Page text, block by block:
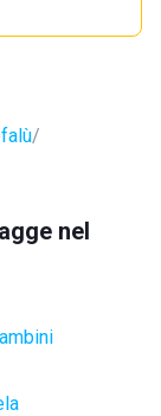
nel